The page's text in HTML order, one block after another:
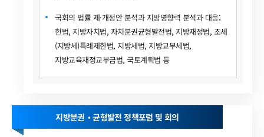
국회의 법률 제·개정안 분석과 지방영향력 분석과 대응;
헌법, 지방자치법, 자치분권균형발전법, 지방재정법, 조세
(지방세)특례제한법, 지방세법, 지방교부세법,
지방교육재정교부금법, 국토계획법 등
지방분권‧균형발전 정책포럼 및 회의